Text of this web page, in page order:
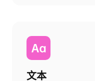
文本